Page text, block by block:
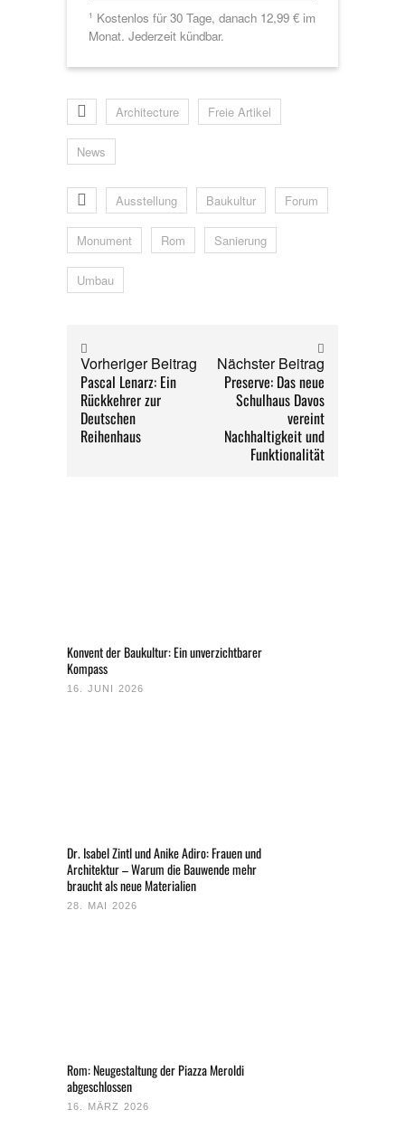
1 Kostenlos für 30 Tage, danach 12,99 € im
Monat. Jederzeit kündbar.
Architecture Freie Artikel
News
Ausstellung Baukultur Forum
Monument Rom Sanierung
Umbau
Vorheriger Beitrag
Pascal Lenarz: Ein
Rückkehrer zur
Deutschen
Reihenhaus
Nächster Beitrag
Preserve: Das neue
Schulhaus Davos
vereint
Nachhaltigkeit und
Funktionalität
Konvent der Baukultur: Ein unverzichtbarer
Kompass
16. JUNI 2026
Dr. Isabel Zintl und Anike Adiro: Frauen und
Architektur – Warum die Bauwende mehr
braucht als neue Materialien
28. MAI 2026
Rom: Neugestaltung der Piazza Meroldi
abgeschlossen
16. MÄRZ 2026